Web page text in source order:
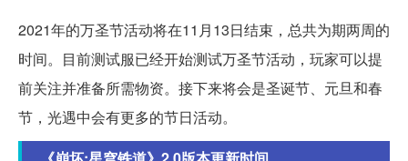
2021年的万圣节活动将在11月13日结束，总共为期两周的
时间。目前测试服已经开始测试万圣节活动，玩家可以提
前关注并准备所需物资。接下来将会是圣诞节、元旦和春
节，光遇中会有更多的节日活动。